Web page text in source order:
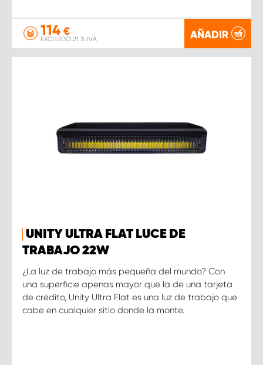
114 €
EXCLUIDO 21 % IVA AÑADIR
UNITY ULTRA FLAT LUCE DE
TRABAJO 22W
¿La luz de trabajo más pequeña del mundo? Con
una superficie apenas mayor que la de una tarjeta
de crédito, Unity Ultra Flat es una luz de trabajo que
cabe en cualquier sitio donde la monte.